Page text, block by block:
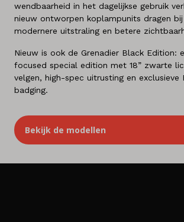
wendbaarheid in het dagelijkse gebruik
nieuw ontworpen koplampunits dragen bij
modernere uitstraling en betere
Nieuw is ook de Grenadier Black Edition:
focused special edition met 18” zwarte
velgen, high-spec uitrusting en exclusieve
badging.
Bekijk de modellen